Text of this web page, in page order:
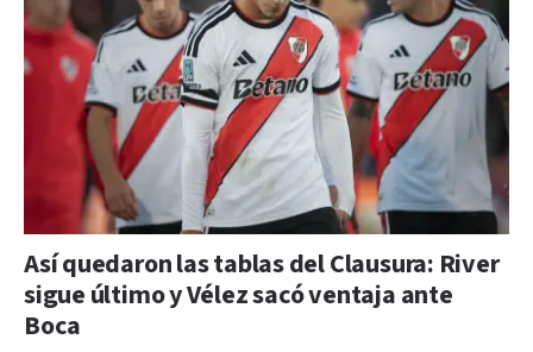
Así quedaron las tablas del Clausura: River
sigue último y Vélez sacó ventaja ante
Boca